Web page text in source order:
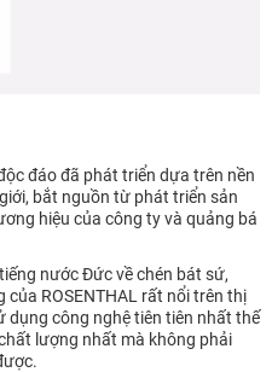
đáo đã phát triển dựa trên nền
bắt nguồn từ phát triển sản
hiệu của công ty và quảng bá
nước Đức về chén bát sứ,
ROSENTHAL rất nổi trên thị
dụng công nghệ tiên tiên nhất thế
lượng nhất mà không phải